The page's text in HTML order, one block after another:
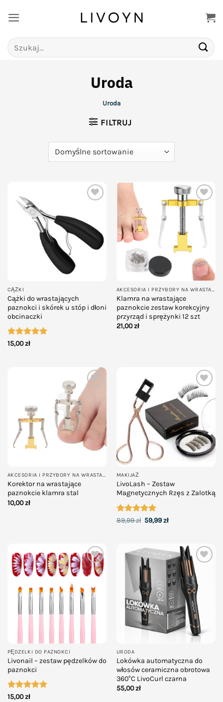
do
Szukaj:
Uroda
Uroda
FILTRUJ
CĄŻKI
Cążki do wrastających
paznokci i skórek u stóp i dłoni
obcinaczki
Oceniono
15,00zł
Add to
wishlist
AKCESORIA I PRZYBORY NA WRASTAJĄCE PAZNOKCIE
Klamra na wrastające
paznokcie zestaw korekcyjny
przyrząd i sprężynki 12 szt
21,00zł
Add to
wishlist
AKCESORIA I PRZYBORY NA WRASTAJĄCE PAZNOKCIE
Korektor na wrastające
paznokcie klamra stal
10,00zł
Add to
wishlist
MAKIJAŻ
LivoLash – Zestaw
Magnetycznych Rzęs z Zalotką
Oceniono5
89,99zł Pierwotna
59,99złAktualna
Add to
wishlist
PĘDZELKI DO PAZNOKCI
Livonail – zestaw pędzelków do
paznokci
Oceniono
15,00zł
Add to
wishlist
URODA
Lokówka automatyczna do
włosów ceramiczna obrotowa
360°C LivoCurl czarna
55,00zł